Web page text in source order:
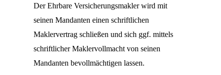
Der Ehrbare Versicherungsmakler wird mit
seinen Mandanten einen schriftlichen
Maklervertrag schließen und sich ggf. mittels
schriftlicher Maklervollmacht von seinen
Mandanten bevollmächtigen lassen.